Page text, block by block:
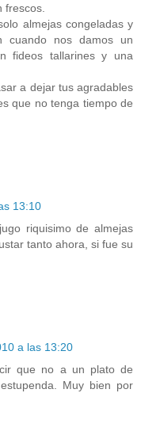
frescos.
almejas congeladas y
nos damos un
fideos tallarines y una
a dejar tus agradables
que no tenga tiempo de
13:10
riquisimo de almejas
tanto ahora, si fue su
a las 13:20
que no a un plato de
Muy bien por